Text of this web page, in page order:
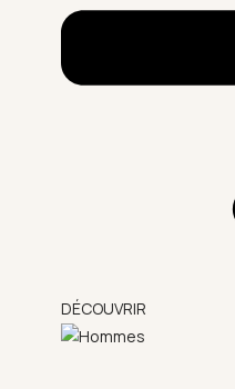
DÉCOUVRIR